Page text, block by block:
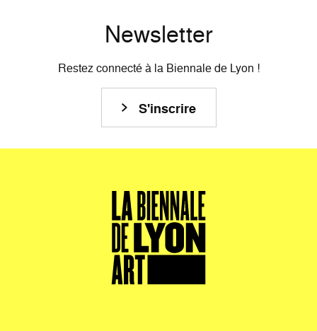
Newsletter
Restez connecté à la Biennale de Lyon !
S'inscrire